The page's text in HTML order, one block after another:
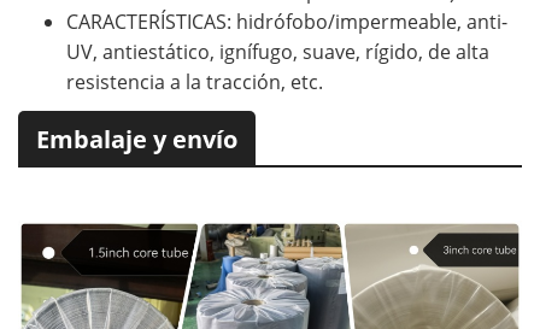
CARACTERÍSTICAS: hidrófobo/impermeable, anti-
UV, antiestático, ignífugo, suave, rígido, de alta
resistencia a la tracción, etc.
Embalaje y envío